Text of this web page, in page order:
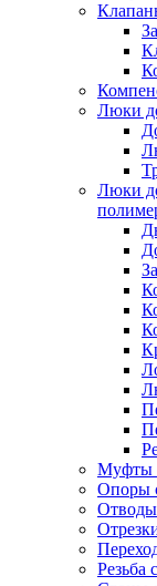
Люки
Люки
Муфты
Опоры
Отводы
Резьба